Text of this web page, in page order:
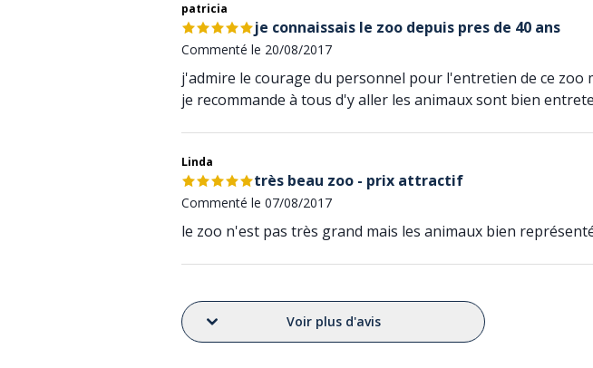
patricia
je connaissais le zoo depuis pres de 40 ans
Commenté le 20/08/2017
j'admire le courage du personnel pour l'entretien de ce
je recommande à tous d'y aller les animaux sont bien
Linda
très beau zoo - prix attractif
Commenté le 07/08/2017
le zoo n'est pas très grand mais les animaux bien
Voir plus d'avis